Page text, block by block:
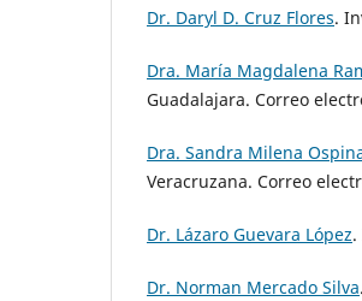
Dr. Daryl D. Cruz Flores.
Dra. María Magdalena
Guadalajara. Correo
Dra. Sandra Milena
Veracruzana. Correo
Dr. Lázaro Guevara López
Dr. Norman Mercado Silva